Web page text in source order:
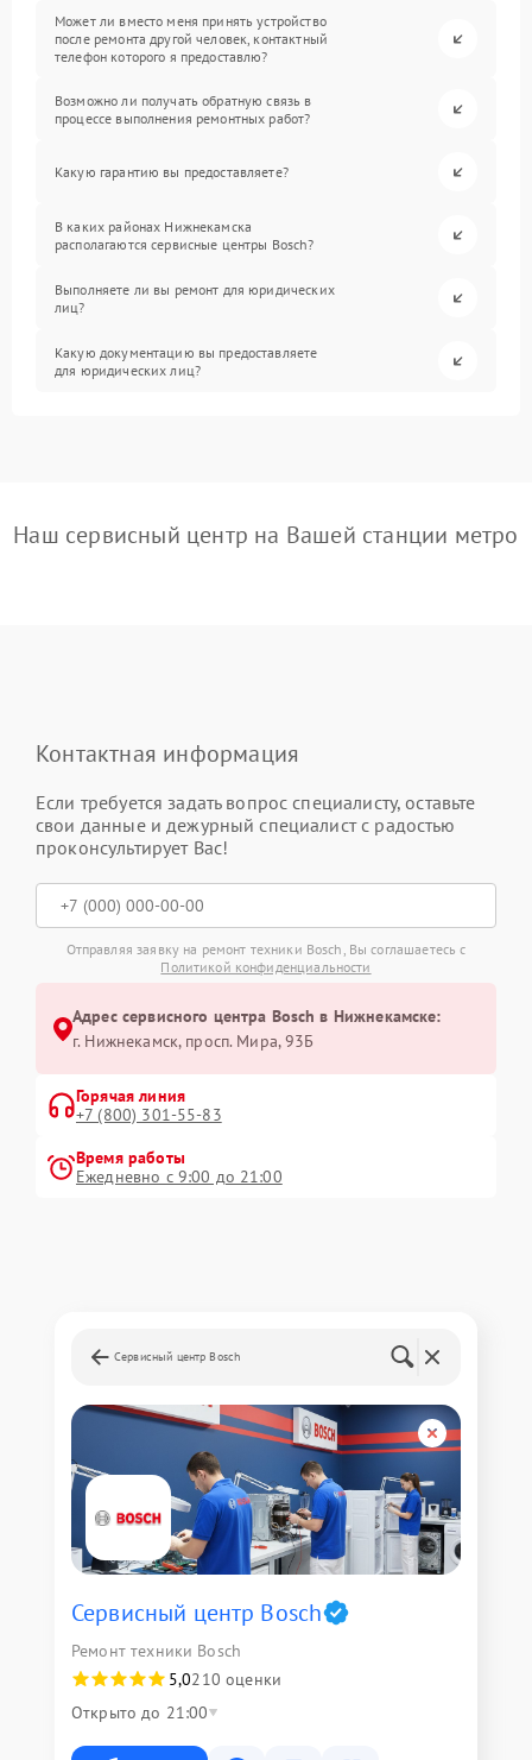
Может ли вместо меня принять устройство
после ремонта другой человек, контактный
телефон которого я предоставлю?
Возможно ли получать обратную связь в
процессе выполнения ремонтных работ?
Какую гарантию вы предоставляете?
В каких районах Нижнекамска
располагаются сервисные центры Bosch?
Выполняете ли вы ремонт для юридических
лиц?
Какую документацию вы предоставляете
для юридических лиц?
Наш сервисный центр на Вашей станции метро
Контактная информация
Если требуется задать вопрос специалисту, оставьте
свои данные и дежурный специалист с радостью
проконсультирует Вас!
Отправляя заявку на ремонт техники Bosch, Вы соглашаетесь с
Политикой конфиденциальности
Адрес сервисного центра Bosch в Нижнекамске:
г. Нижнекамск, просп. Мира, 93Б
Горячая линия
+7 (800) 301-55-83
Время работы
Ежедневно с 9:00 до 21:00
Сервисный центр Bosch
Сервисный центр Bosch
Ремонт техники Bosch
5,0210 оценки
Открыто до 21:00